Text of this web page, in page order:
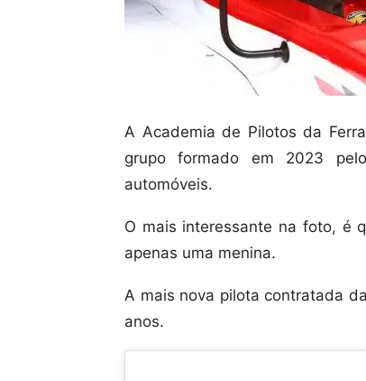
A Academia de Pilotos da
grupo formado em 2023
automóveis.
O mais interessante na foto, é
apenas uma menina.
A mais nova pilota contratada
anos.